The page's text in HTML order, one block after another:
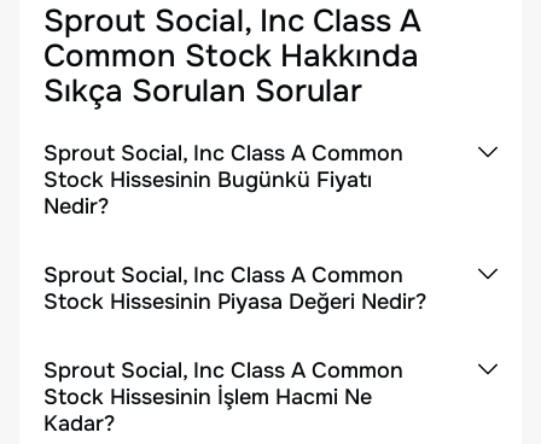
Sprout Social, Inc Class A
Common Stock Hakkında
Sıkça Sorulan Sorular
Sprout Social, Inc Class A Common
Stock Hissesinin Bugünkü Fiyatı
Nedir?
Sprout Social, Inc Class A Common
Stock Hissesinin Piyasa Değeri Nedir?
Sprout Social, Inc Class A Common
Stock Hissesinin İşlem Hacmi Ne
Kadar?